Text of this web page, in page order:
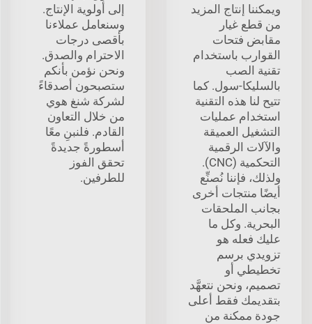
ويمكننا إنتاج المزيد
من قطع غيار
مقابض فتحات
القوارب باستخدام
تقنية الصب
بالسليكا-سول. كما
تتيح لنا هذه التقنية
استخدام عمليات
التشغيل العميقة
والآلات الرقمية
التحكمية (CNC).
ولذلك، فإننا نُصنِّع
أيضًا منتجات أخرى
بجانب الملحقات
البحرية. وكل ما
عليك فعله هو
تزويدي برسم
تخطيطي أو
تصميم، ونحن نتعهَّد
بتقديمك فقط أعلى
جودة ممكنة من
إلى أولوية الإنتاج.
وسنعامل عملاءنا
بأقصى درجات
الاحترام والصدق.
ونحن نؤمن بأنكم
ستصبحون أصدقاءً
لشركة شنغ هوي
من خلال التعاون
القادم. فلنبنِ معًا
أسطورةً جديدةً
تحقق الفوز
للطرفين.